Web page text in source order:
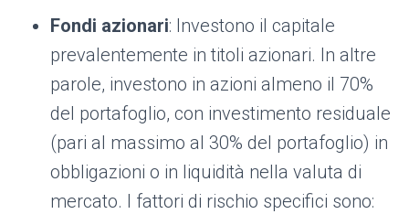
Fondi azionari: ​​Investono il capitale
prevalentemente in titoli azionari. In altre
parole, investono in azioni almeno il 70%
del portafoglio, con investimento residuale
(pari al massimo al 30% del portafoglio) in
obbligazioni o in liquidità nella valuta di
mercato. I fattori di rischio specifici sono: